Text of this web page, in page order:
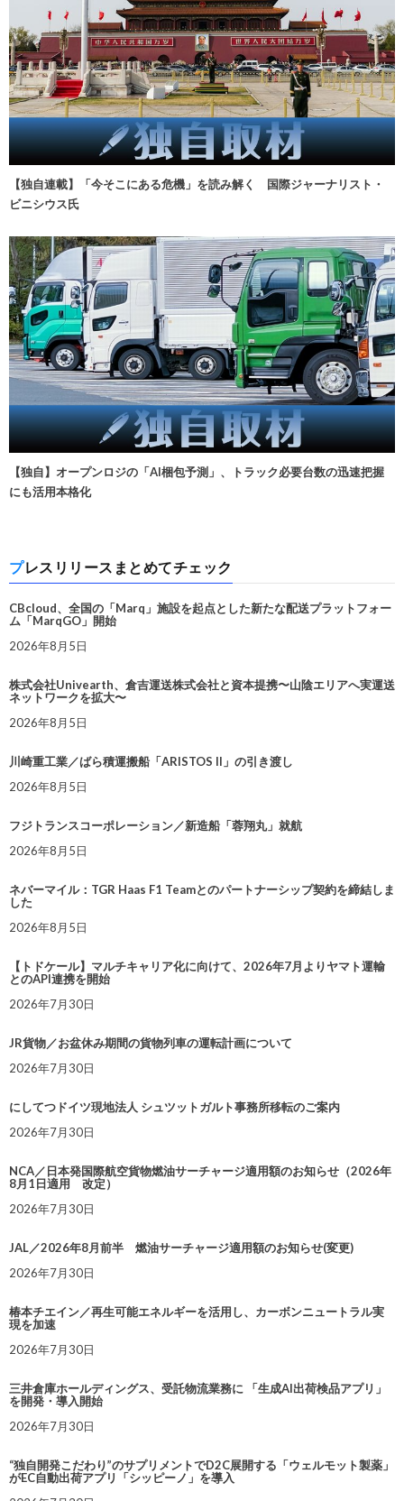
【独自連載】「今そこにある危機」を読み解く 国際ジャーナリスト・
ビニシウス氏
【独自】オープンロジの「AI梱包予測」、トラック必要台数の迅速把握
にも活用本格化
プレスリリースまとめてチェック
CBcloud、全国の「Marq」施設を起点とした新たな配送プラットフォー
ム「MarqGO」開始
2026年8月5日
株式会社Univearth、倉吉運送株式会社と資本提携〜山陰エリアへ実運送
ネットワークを拡大〜
2026年8月5日
川崎重工業／ばら積運搬船「ARISTOS II」の引き渡し
2026年8月5日
フジトランスコーポレーション／新造船「蓉翔丸」就航
2026年8月5日
ネバーマイル：TGR Haas F1 Teamとのパートナーシップ契約を締結しま
した
2026年8月5日
【トドケール】マルチキャリア化に向けて、2026年7月よりヤマト運輸
とのAPI連携を開始
2026年7月30日
JR貨物／お盆休み期間の貨物列車の運転計画について
2026年7月30日
にしてつドイツ現地法人 シュツットガルト事務所移転のご案内
2026年7月30日
NCA／日本発国際航空貨物燃油サーチャージ適用額のお知らせ（2026年
8月1日適用 改定）
2026年7月30日
JAL／2026年8月前半 燃油サーチャージ適用額のお知らせ(変更)
2026年7月30日
椿本チエイン／再生可能エネルギーを活用し、カーボンニュートラル実
現を加速
2026年7月30日
三井倉庫ホールディングス、受託物流業務に 「生成AI出荷検品アプリ」
を開発・導入開始
2026年7月30日
“独自開発こだわり”のサプリメントでD2C展開する「ウェルモット製薬」
がEC自動出荷アプリ「シッピーノ」を導入